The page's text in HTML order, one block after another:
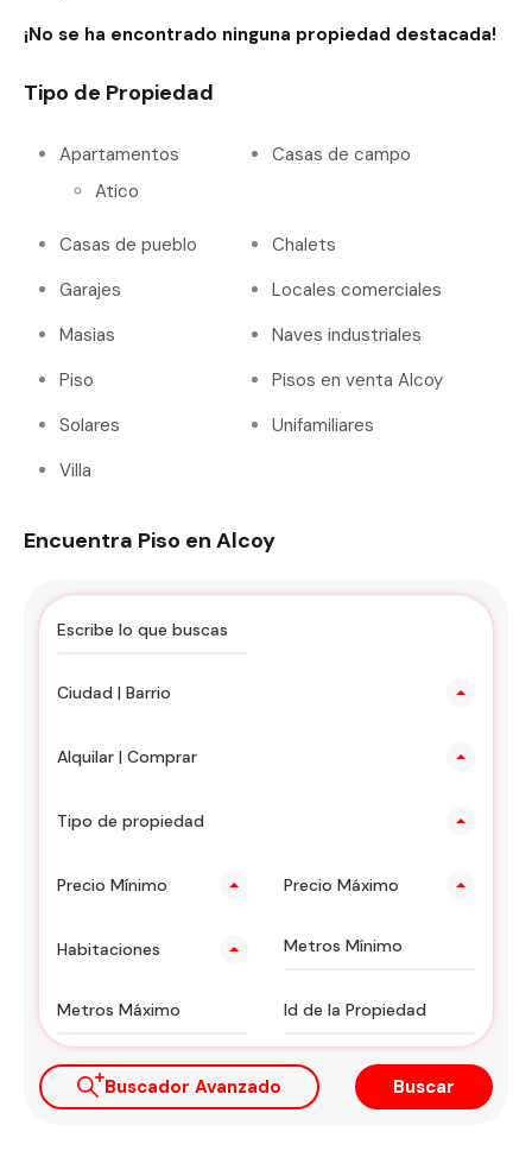
¡No se ha encontrado ninguna propiedad destacada!
Tipo de Propiedad
Apartamentos
Atico
Casas de campo
Casas de pueblo
Chalets
Garajes
Locales comerciales
Masias
Naves industriales
Piso
Pisos en venta Alcoy
Solares
Unifamiliares
Villa
Encuentra Piso en Alcoy
Ciudad | Barrio
Alquilar | Comprar
Tipo de propiedad
Precio Mínimo Precio Máximo
Habitaciones
Buscador Avanzado Buscar